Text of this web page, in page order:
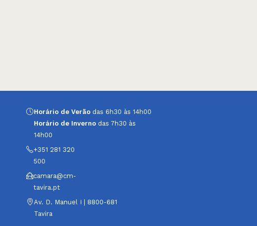
Horário de Verãodas 6h30 às 14h00
Horário de Invernodas 7h30 às
14h00
+351 281 320
500
camara@cm-
tavira.pt
Av. D. Manuel I | 8800-681
Tavira